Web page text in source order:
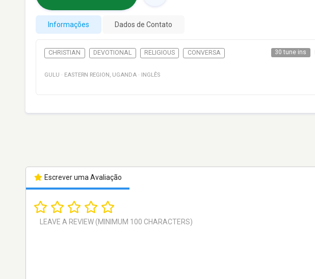
Informações Dados de Contato
CHRISTIAN DEVOTIONAL RELIGIOUS CONVERSA 30 tune ins
GULU · EASTERN REGION , UGANDA · INGLÊS
Escrever uma Avaliação